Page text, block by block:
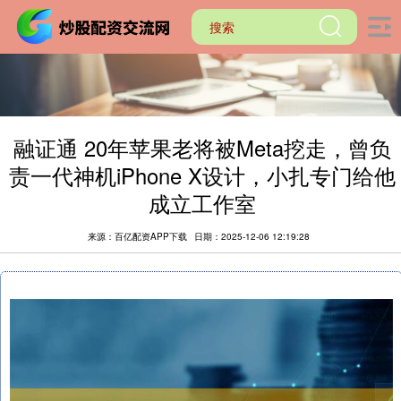
融证通 20年苹果老将被Meta挖走，曾负
责一代神机iPhone X设计，小扎专门给他
成立工作室
来源：百亿配资APP下载 日期：2025-12-06 12:19:28